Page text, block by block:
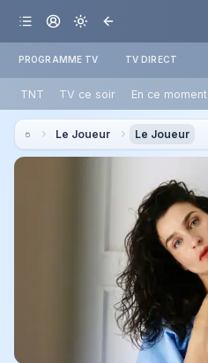
PROGRAMME TV TV DIRECT
TNT TV ce soir En ce moment
Le Joueur Le Joueur